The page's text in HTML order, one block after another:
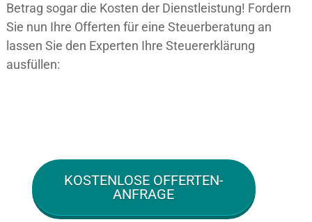
Betrag sogar die Kosten der Dienstleistung! Fordern
Sie nun Ihre Offerten für eine Steuerberatung an
lassen Sie den Experten Ihre Steuererklärung
ausfüllen:
KOSTENLOSE OFFERTEN-
ANFRAGE